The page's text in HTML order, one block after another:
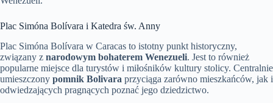
Plac Simóna Bolívara i Katedra św. Anny
Plac Simóna Bolívara w Caracas to istotny punkt historyczny,
związany z narodowym bohaterem Wenezueli. Jest to również
popularne miejsce dla turystów i miłośników kultury stolicy. Centralnie
umieszczony pomnik Bolivara przyciąga zarówno mieszkańców, jak i
odwiedzających pragnących poznać jego dziedzictwo.